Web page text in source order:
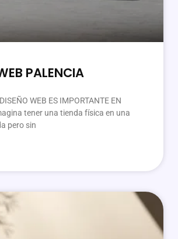
PALENCIA
WEB ES IMPORTANTE EN
tener una tienda física en una
pero sin